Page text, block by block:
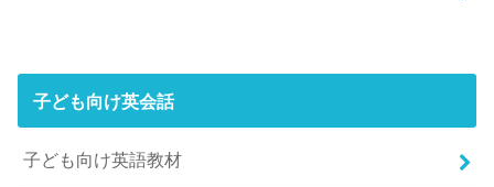
子ども向け英会話
子ども向け英語教材